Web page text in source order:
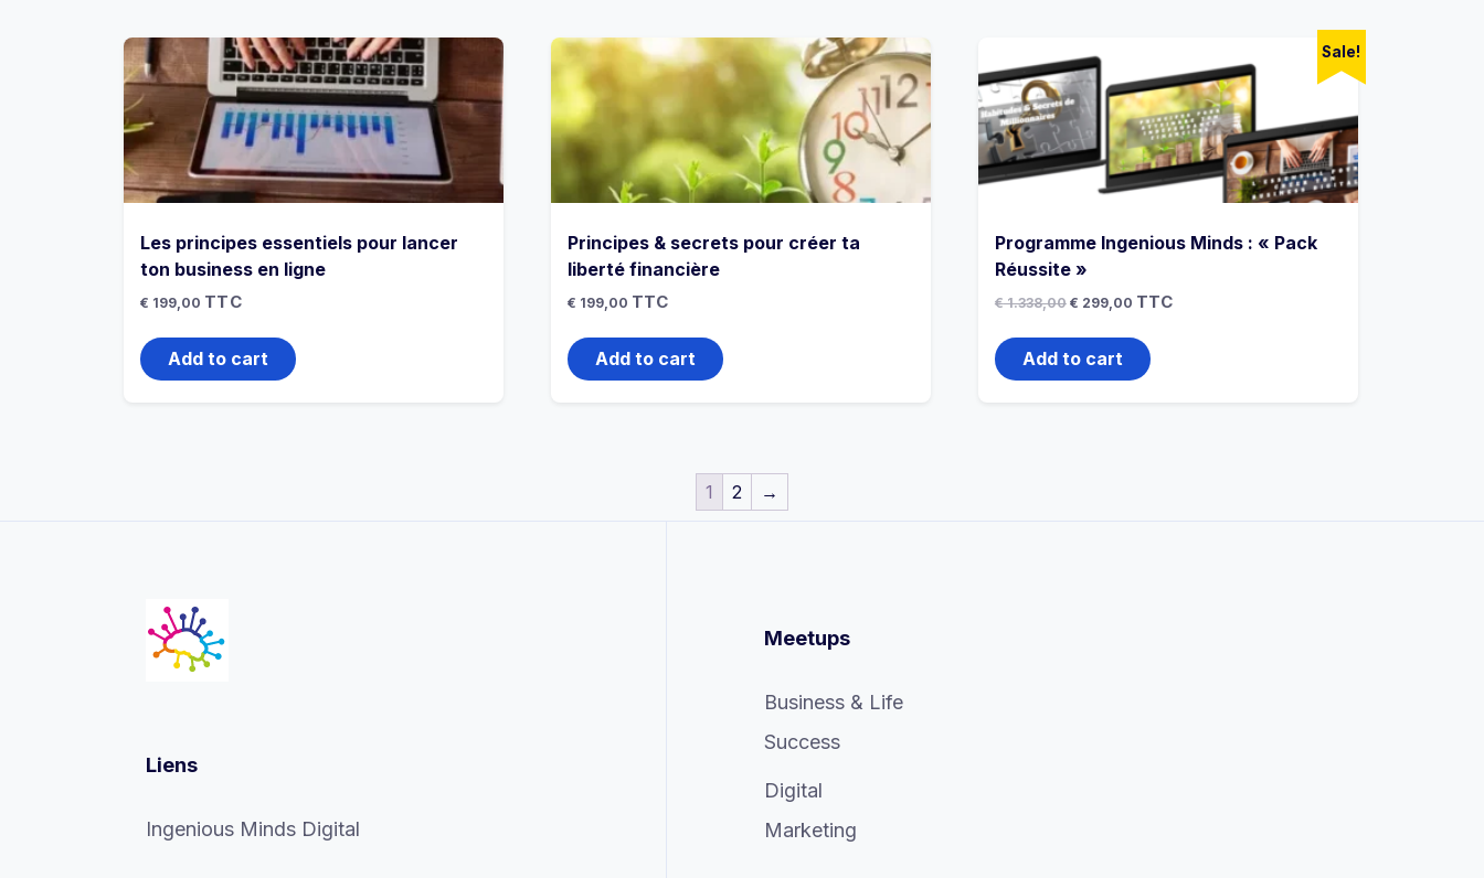
Les principes essentiels pour lancer
ton business en ligne
€ 199,00 TTC
Add to cart
Principes & secrets pour créer ta
liberté financière
€ 199,00 TTC
Add to cart
Sale!
Programme Ingenious Minds : « Pack
Réussite »
€1.338,00 € 299,00 TTC
Add to cart
1 2 →
Liens
Ingenious Minds Digital
Meetups
Business & Life
Success
Digital
Marketing